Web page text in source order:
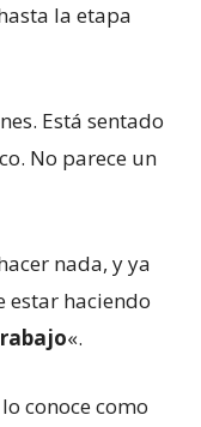
la etapa
Está sentado
No parece un
nada, y ya
estar haciendo
«.
conoce como